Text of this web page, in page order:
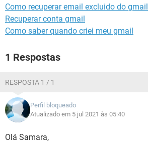
Como recuperar email excluido do gmail
Recuperar conta gmail
Como saber quando criei meu gmail
1 Respostas
RESPOSTA 1 / 1
Perfil bloqueado
Atualizado em 5 jul 2021 às 05:40
Olá Samara,